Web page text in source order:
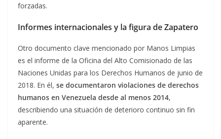
forzadas.
Informes internacionales y la figura de Zapatero
Otro documento clave mencionado por Manos Limpias
es el informe de la Oficina del Alto Comisionado de las
Naciones Unidas para los Derechos Humanos de junio de
2018. En él, se documentaron violaciones de derechos
humanos en Venezuela desde al menos 2014,
describiendo una situación de deterioro continuo sin fin
aparente.